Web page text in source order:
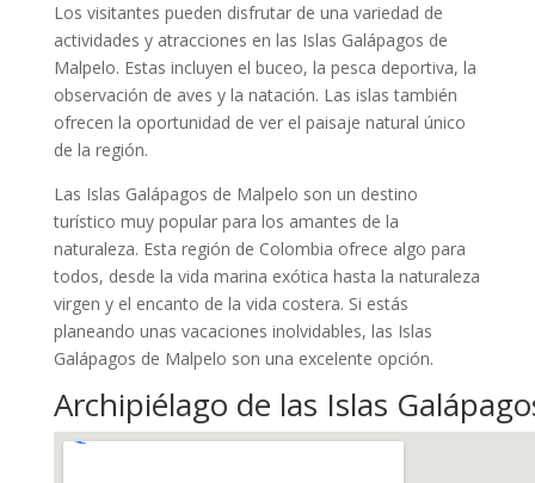
Los visitantes pueden disfrutar de una variedad de
actividades y atracciones en las Islas Galápagos de
Malpelo. Estas incluyen el buceo, la pesca deportiva, la
observación de aves y la natación. Las islas también
ofrecen la oportunidad de ver el paisaje natural único
de la región.
Las Islas Galápagos de Malpelo son un destino
turístico muy popular para los amantes de la
naturaleza. Esta región de Colombia ofrece algo para
todos, desde la vida marina exótica hasta la naturaleza
virgen y el encanto de la vida costera. Si estás
planeando unas vacaciones inolvidables, las Islas
Galápagos de Malpelo son una excelente opción.
Archipiélago de las Islas